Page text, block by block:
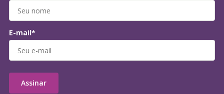
E-mail*
Assinar